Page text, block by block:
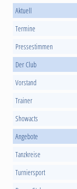
Aktuell
Termine
Pressestimmen
Der Club
Vorstand
Trainer
Showacts
Angebote
Tanzkreise
Turniersport